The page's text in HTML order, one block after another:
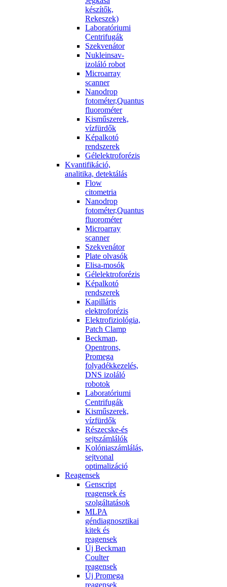
készítők,
Rekeszek)
Laboratóriumi
Centrifugák
Szekvenátor
Nukleinsav-
izoláló robot
Microarray
scanner
Nanodrop
fotométer,Quantus
fluorométer
Kisműszerek,
vízfürdők
Képalkotó
rendszerek
Gélelektroforézis
Kvantifikáció,
analitika, detektálás
Flow
citometria
Nanodrop
fotométer,Quantus
fluorométer
Microarray
scanner
Szekvenátor
Plate olvasók
Elisa-mosók
Gélelektroforézis
Képalkotó
rendszerek
Kapilláris
elektroforézis
Elektrofiziológia,
Patch Clamp
Beckman,
Opentrons,
Promega
folyadékkezelés,
DNS izoláló
robotok
Laboratóriumi
Centrifugák
Kisműszerek,
vízfürdők
Részecske-és
sejtszámlálók
Kolóniaszámlálás,
sejtvonal
optimalizáció
Reagensek
Genscript
reagensek és
szolgáltatások
MLPA
géndiagnosztikai
kitek és
reagensek
Új Beckman
Coulter
reagensek
Új Promega
reagensek